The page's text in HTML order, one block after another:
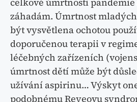
záhadám. Úmrtnost
být vysvětlena ochotou
doporučenou terapii v
léčebných zařízeních
úmrtnost dětí může být
užívání aspirinu… Výskyt
podobnému Reyeovu